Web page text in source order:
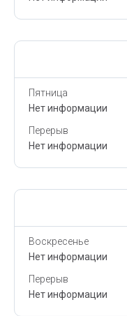
Пятница
Нет информации
Перерыв
Нет информации
Воскресенье
Нет информации
Перерыв
Нет информации